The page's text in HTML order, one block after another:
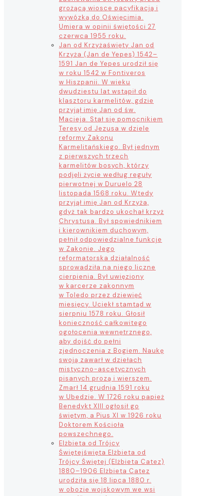
grożącą wiosce pacyfikacją i
wywózką do Oświęcimia.
Umiera w opinii świętości 27
czerwca 1955 roku.
Jan od Krzyżaświęty Jan od
Krzyża (Jan de Yepes) 1542–
1591 Jan de Yepes urodził się
w roku 1542 w Fontiveros
w Hiszpanii. W wieku
dwudziestu lat wstąpił do
klasztoru karmelitów, gdzie
przyjął imię Jan od św.
Macieja. Stał się pomocnikiem
Teresy od Jezusa w dziele
reformy Zakonu
Karmelitańskiego. Był jednym
z pierwszych trzech
karmelitów bosych, którzy
podjęli życie według reguły
pierwotnej w Duruelo 28
listopada 1568 roku. Wtedy
przyjął imię Jan od Krzyża,
gdyż tak bardzo ukochał krzyż
Chrystusa. Był spowiednikiem
i kierownikiem duchowym,
pełnił odpowiedzialne funkcje
w Zakonie. Jego
reformatorska działalność
sprowadziła na niego liczne
cierpienia. Był uwięziony
w karcerze zakonnym
w Toledo przez dziewięć
miesięcy. Uciekł stamtąd w
sierpniu 1578 roku. Głosił
konieczność całkowitego
ogołocenia wewnętrznego,
aby dojść do pełni
zjednoczenia z Bogiem. Naukę
swoją zawarł w dziełach
mistyczno-ascetycznych
pisanych prozą i wierszem.
Zmarł 14 grudnia 1591 roku
w Ubedzie. W 1726 roku papież
Benedykt XIII ogłosił go
świętym, a Pius XI w 1926 roku
Doktorem Kościoła
powszechnego.
Elżbieta od Trójcy
Świętejświęta Elżbieta od
Trójcy Świętej (Elżbieta Catez)
1880–1906 Elżbieta Catez
urodziła się 18 lipca 1880 r.
w obozie wojskowym we wsi